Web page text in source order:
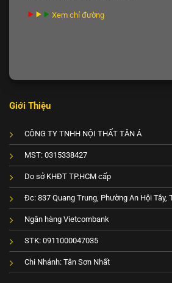
Xem chỉ đường
Giới Thiệu
CÔNG TY TNHH NỘI THẤT TÂN Á
MST: 0315338427
Do sở KHĐT TP.HCM cấp
Đc: 837 Quang Trung, Phường An Hội Tây,
Ngân hàng Vietcombank
STK: 0911000047035
Chi Nhánh: Tân Sơn Nhất